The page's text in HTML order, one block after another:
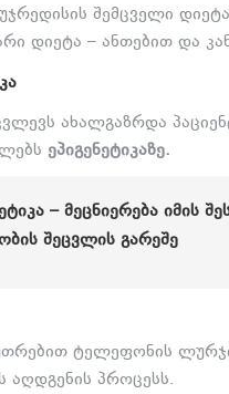
შემცველი
დიეტა – ანთებით და
ახალგაზრდა
ეპიგენეტიკაზე.
– ᲛᲔᲪᲜᲘᲔᲠᲔᲑᲐ
ᲨᲔᲪᲕᲚᲘᲡ ᲒᲐᲠᲔᲨᲔ
ტელეფონის
პროცესს.